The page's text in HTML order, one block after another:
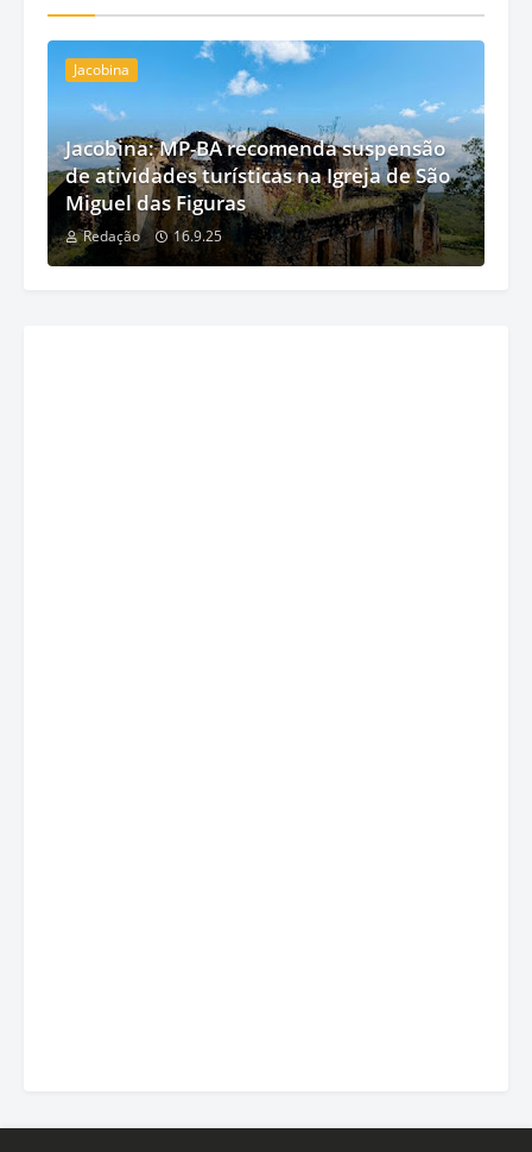
Jacobina
Jacobina: MP-BA recomenda suspensão
de atividades turísticas na Igreja de São
Miguel das Figuras
Redação 16.9.25